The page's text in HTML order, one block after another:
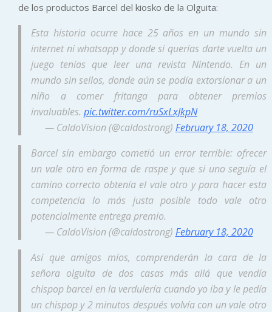
de los productos Barcel del kiosko de la Olguita:
Esta historia ocurre hace 25 años en un mundo sin
internet ni whatsapp y donde si querías darte vuelta un
juego tenías que leer una revista Nintendo. En un
mundo sin sellos, donde aún se podía extorsionar a un
niño a comer fritanga para obtener premios
invaluables. pic.twitter.com/ruSxLxJkpN
— CaldoVision (@caldostrong) February 18, 2020
Barcel sin embargo cometió un error terrible: ofrecer
un vale otro en forma de raspe y que si uno seguía el
camino correcto obtenía el vale otro y para hacer esta
competencia lo más justa posible todo vale otro
potencialmente entrega premio.
— CaldoVision (@caldostrong) February 18, 2020
Así que amigos míos, comprenderán la cara de la
señora olguita de dos casas más allá que vendía
chispop barcel en la verdulería cuando yo iba y le pedía
un chispop y 2 minutos después volvía con un vale otro